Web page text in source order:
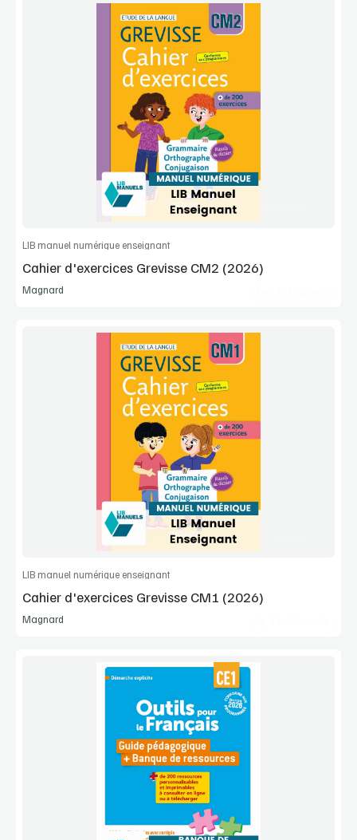
Voir la démo
Extrait
Commander l'article
LIB manuel numérique enseignant
Cahier d'exercices Grevisse CM2 (2026)
Magnard
Voir la démo
Extrait
Commander l'article
LIB manuel numérique enseignant
Cahier d'exercices Grevisse CM1 (2026)
Magnard
Voir la démo
Extrait